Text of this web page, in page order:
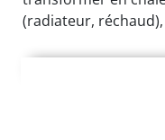
(radiateur,